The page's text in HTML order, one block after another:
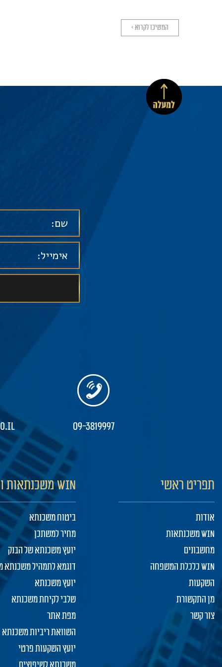
המשיכו לקרוא >
09-3819997
תפריט ראשי
אודות
WIN משכנתאות
מחשבונים
WIN כלכלת המשפחה
השקעות
מן התקשורת
צור קשר
WIN משכנתאות ופיננסים
ביטוח משכנתא
מחיר למשתכן
יועץ משכנתא של הבנק
דוגמא לתמהיל משכנתא
יועץ משכנתא
שלבי לקיחת משכנתא
מפת אתר
השוואת ריביות משכנתא
יועץ השקעות פרטי